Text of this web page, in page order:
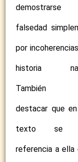
falsedad
por
historia
También
destacar que
texto se
referencia a ella